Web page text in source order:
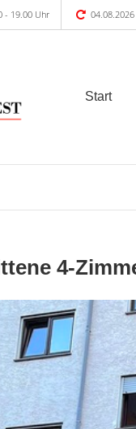
- 19.00 Uhr 04.08.2026
Start
4-